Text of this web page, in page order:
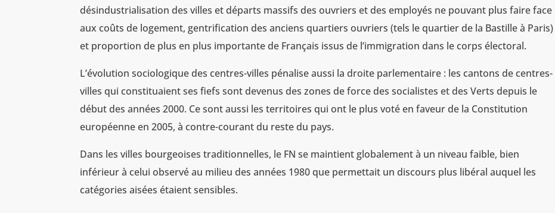
désindustrialisation des villes et départs massifs des ouvriers et des employés ne pouvant plus faire face
aux coûts de logement, gentrification des anciens quartiers ouvriers (tels le quartier de la Bastille à Paris)
et proportion de plus en plus importante de Français issus de l’immigration dans le corps électoral.
L’évolution sociologique des centres-villes pénalise aussi la droite parlementaire : les cantons de centres-
villes qui constituaient ses fiefs sont devenus des zones de force des socialistes et des Verts depuis le
début des années 2000. Ce sont aussi les territoires qui ont le plus voté en faveur de la Constitution
européenne en 2005, à contre-courant du reste du pays.
Dans les villes bourgeoises traditionnelles, le FN se maintient globalement à un niveau faible, bien
inférieur à celui observé au milieu des années 1980 que permettait un discours plus libéral auquel les
catégories aisées étaient sensibles.